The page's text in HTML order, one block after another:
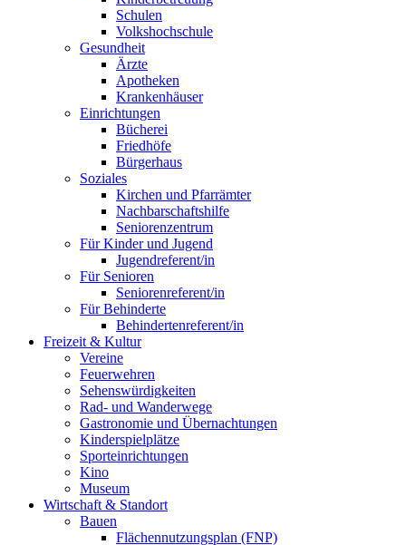
Schulen
Volkshochschule
Gesundheit
Ärzte
Apotheken
Krankenhäuser
Einrichtungen
Bücherei
Friedhöfe
Bürgerhaus
Soziales
Kirchen und Pfarrämter
Nachbarschaftshilfe
Seniorenzentrum
Für Kinder und Jugend
Jugendreferent/in
Für Senioren
Seniorenreferent/in
Für Behinderte
Behindertenreferent/in
Freizeit & Kultur
Vereine
Feuerwehren
Sehenswürdigkeiten
Rad- und Wanderwege
Gastronomie und Übernachtungen
Kinderspielplätze
Sporteinrichtungen
Kino
Museum
Wirtschaft & Standort
Bauen
Flächennutzungsplan (FNP)